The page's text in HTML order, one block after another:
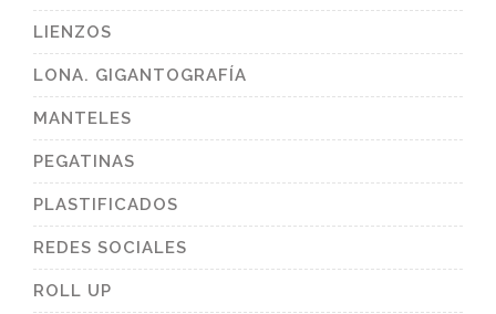
LIENZOS
LONA. GIGANTOGRAFÍA
MANTELES
PEGATINAS
PLASTIFICADOS
REDES SOCIALES
ROLL UP